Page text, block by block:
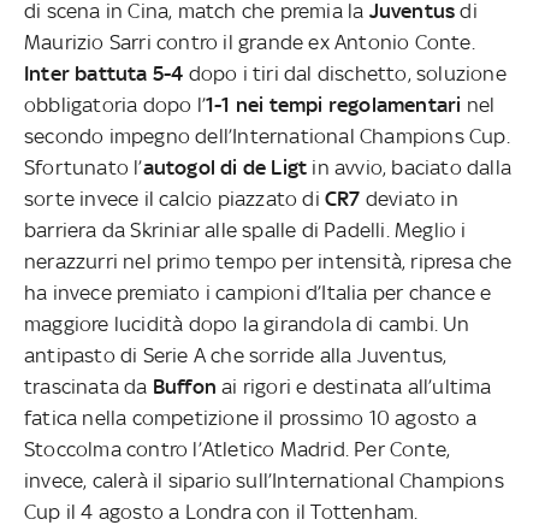
di scena in Cina, match che premia la Juventus di
Maurizio Sarri contro il grande ex Antonio Conte.
Inter battuta 5-4 dopo i tiri dal dischetto, soluzione
obbligatoria dopo l’1-1 nei tempi regolamentari nel
secondo impegno dell’International Champions Cup.
Sfortunato l’autogol di de Ligt in avvio, baciato dalla
sorte invece il calcio piazzato di CR7 deviato in
barriera da Skriniar alle spalle di Padelli. Meglio i
nerazzurri nel primo tempo per intensità, ripresa che
ha invece premiato i campioni d’Italia per chance e
maggiore lucidità dopo la girandola di cambi. Un
antipasto di Serie A che sorride alla Juventus,
trascinata da Buffonai rigori e destinata all’ultima
fatica nella competizione il prossimo 10 agosto a
Stoccolma contro l’Atletico Madrid. Per Conte,
invece, calerà il sipario sull’International Champions
Cup il 4 agosto a Londra con il Tottenham.